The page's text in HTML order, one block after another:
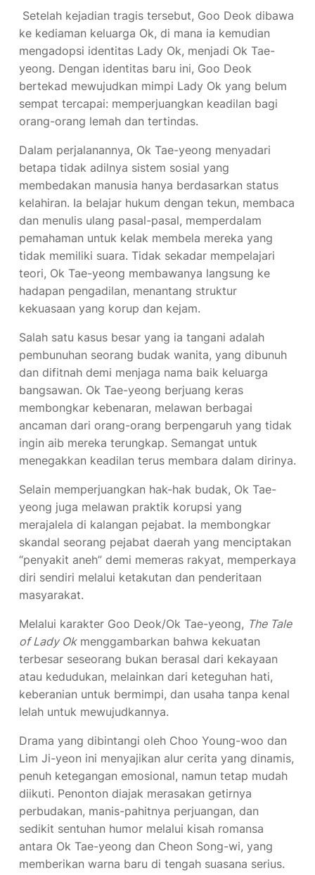
Setelah kejadian tragis tersebut, Goo Deok dibawa
ke kediaman keluarga Ok, di mana ia kemudian
mengadopsi identitas Lady Ok, menjadi Ok Tae-
yeong. Dengan identitas baru ini, Goo Deok
bertekad mewujudkan mimpi Lady Ok yang belum
sempat tercapai: memperjuangkan keadilan bagi
orang-orang lemah dan tertindas.
Dalam perjalanannya, Ok Tae-yeong menyadari
betapa tidak adilnya sistem sosial yang
membedakan manusia hanya berdasarkan status
kelahiran. Ia belajar hukum dengan tekun, membaca
dan menulis ulang pasal-pasal, memperdalam
pemahaman untuk kelak membela mereka yang
tidak memiliki suara. Tidak sekadar mempelajari
teori, Ok Tae-yeong membawanya langsung ke
hadapan pengadilan, menantang struktur
kekuasaan yang korup dan kejam.
Salah satu kasus besar yang ia tangani adalah
pembunuhan seorang budak wanita, yang dibunuh
dan difitnah demi menjaga nama baik keluarga
bangsawan. Ok Tae-yeong berjuang keras
membongkar kebenaran, melawan berbagai
ancaman dari orang-orang berpengaruh yang tidak
ingin aib mereka terungkap. Semangat untuk
menegakkan keadilan terus membara dalam dirinya.
Selain memperjuangkan hak-hak budak, Ok Tae-
yeong juga melawan praktik korupsi yang
merajalela di kalangan pejabat. Ia membongkar
skandal seorang pejabat daerah yang menciptakan
“penyakit aneh” demi memeras rakyat, memperkaya
diri sendiri melalui ketakutan dan penderitaan
masyarakat.
Melalui karakter Goo Deok/Ok Tae-yeong, The Tale
of Lady Okmenggambarkan bahwa kekuatan
terbesar seseorang bukan berasal dari kekayaan
atau kedudukan, melainkan dari keteguhan hati,
keberanian untuk bermimpi, dan usaha tanpa kenal
lelah untuk mewujudkannya.
Drama yang dibintangi oleh Choo Young-woo dan
Lim Ji-yeon ini menyajikan alur cerita yang dinamis,
penuh ketegangan emosional, namun tetap mudah
diikuti. Penonton diajak merasakan getirnya
perbudakan, manis-pahitnya perjuangan, dan
sedikit sentuhan humor melalui kisah romansa
antara Ok Tae-yeong dan Cheon Song-wi, yang
memberikan warna baru di tengah suasana serius.